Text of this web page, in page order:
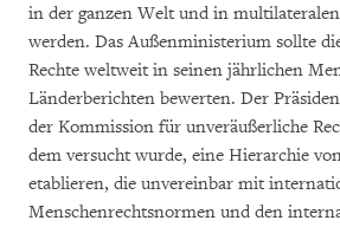
in der ganzen Welt und in
werden. Das Außenministerium sollte
Rechte weltweit in seinen jährlichen
Länderberichten bewerten. Der
der Kommission für unveräußerliche
dem versucht wurde, eine Hierarchie
etablieren, die unvereinbar mit
Menschenrechtsnormen und den